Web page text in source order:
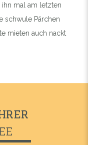
mal am letzten
schwule Pärchen
mieten auch nackt